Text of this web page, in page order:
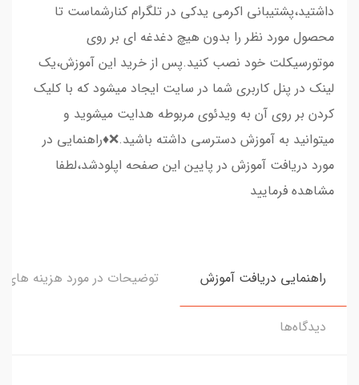
داشتید،پشتیبانی اکرمی یدکی در تلگرام کنارشماست تا
محصول مورد نظر را بدون هیچ دغدغه ای بر روی
موتورسیکلت خود نصب کنید.پس از خرید این آموزش،یک
لینک در پنل کاربری شما در سایت ایجاد میشود که با کلیک
کردن بر روی آن به ویدئوی مربوطه هدایت میشوید و
میتوانید به آموزش دسترسی داشته باشید.❌♦️راهنمایی در
مورد دریافت آموزش در پایین این صفحه اپلودشد،لطفا
مشاهده فرمایید
راهنمایی دریافت آموزش توضیحات در مورد هزینه های
دیدگاه‌ها